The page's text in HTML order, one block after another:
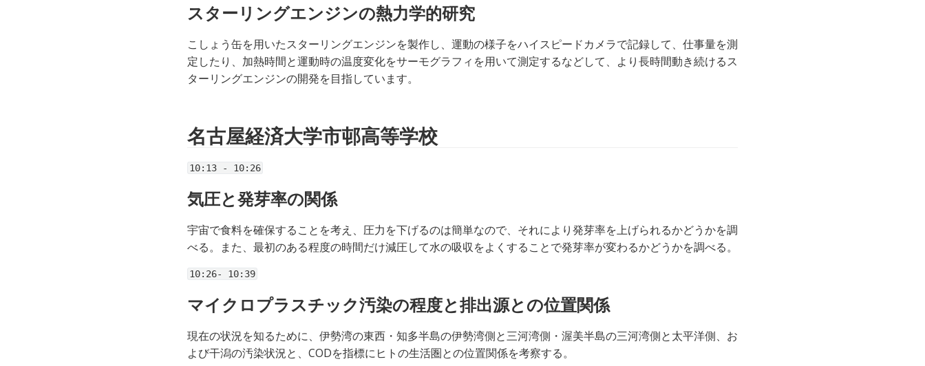
スターリングエンジンの熱力学的研究
こしょう缶を用いたスターリングエンジンを製作し、運動の様子をハイスピードカメラで記録して、仕事量を測
定したり、加熱時間と運動時の温度変化をサーモグラフィを用いて測定するなどして、より長時間動き続けるス
ターリングエンジンの開発を目指しています。
名古屋経済大学市邨高等学校
10:13 - 10:26
気圧と発芽率の関係
宇宙で食料を確保することを考え、圧力を下げるのは簡単なので、それにより発芽率を上げられるかどうかを調
べる。また、最初のある程度の時間だけ減圧して水の吸収をよくすることで発芽率が変わるかどうかを調べる。
10:26- 10:39
マイクロプラスチック汚染の程度と排出源との位置関係
現在の状況を知るために、伊勢湾の東西・知多半島の伊勢湾側と三河湾側・渥美半島の三河湾側と太平洋側、お
よび干潟の汚染状況と、CODを指標にヒトの生活圏との位置関係を考察する。